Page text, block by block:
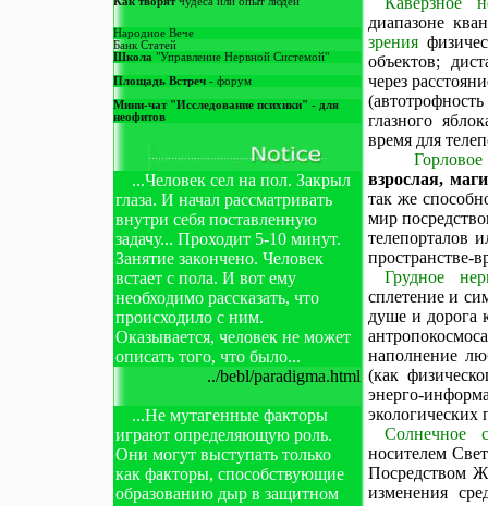
Народное Вече
Банк Статей
Школа "Управление Нервной Системой"
Площадь Встреч - форум
Мини-чат "Исследование психики" - для
неофитов
...Человек сел на пол. Закрыл
глаза. И начал рассматривать
внутри себя поставленную
задачу... Проходит 5-10 минут.
Занятие закончено. Человек
встает с пола. И вот ему
необходимо рассказать, что
происходило с ним.
Оказывается, человек не может
описать того, что было...
../bebl/paradigma.html
...Не мутагенные факторы
играют определяющую роль.
Они могут выступать только
как факторы, способствующие
образованию дыр в защитном
диапазоне
зрения
объектов;
через
глазного
время для
взрослая,
так же
мир
телепорталов
пространстве-
Грудное
сплетение и
душе и дорога
наполнение
(как
энерго-
Солнечное
носителем
Посредством
изменения